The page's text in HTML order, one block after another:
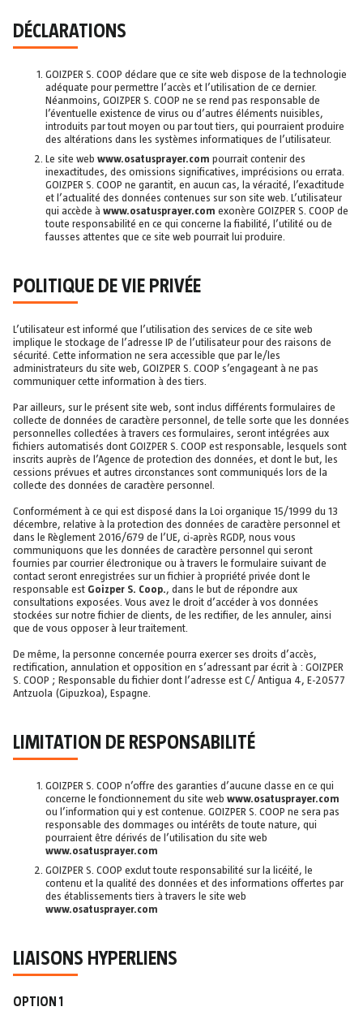
DÉCLARATIONS
GOIZPER S. COOP déclare que ce site web dispose de la technologie
adéquate pour permettre l’accès et l’utilisation de ce dernier.
Néanmoins, GOIZPER S. COOP ne se rend pas responsable de
l’éventuelle existence de virus ou d’autres éléments nuisibles,
introduits par tout moyen ou par tout tiers, qui pourraient produire
des altérations dans les systèmes informatiques de l’utilisateur.
Le site web www.osatusprayer.com pourrait contenir des
inexactitudes, des omissions significatives, imprécisions ou errata.
GOIZPER S. COOP ne garantit, en aucun cas, la véracité, l’exactitude
et l’actualité des données contenues sur son site web. L’utilisateur
qui accède à www.osatusprayer.com exonère GOIZPER S. COOP de
toute responsabilité en ce qui concerne la fiabilité, l’utilité ou de
fausses attentes que ce site web pourrait lui produire.
POLITIQUE DE VIE PRIVÉE
L’utilisateur est informé que l’utilisation des services de ce site web
implique le stockage de l’adresse IP de l’utilisateur pour des raisons de
sécurité. Cette information ne sera accessible que par le/les
administrateurs du site web, GOIZPER S. COOP s’engageant à ne pas
communiquer cette information à des tiers.
Par ailleurs, sur le présent site web, sont inclus différents formulaires de
collecte de données de caractère personnel, de telle sorte que les données
personnelles collectées à travers ces formulaires, seront intégrées aux
fichiers automatisés dont GOIZPER S. COOP est responsable, lesquels sont
inscrits auprès de l’Agence de protection des données, et dont le but, les
cessions prévues et autres circonstances sont communiqués lors de la
collecte des données de caractère personnel.
Conformément à ce qui est disposé dans la Loi organique 15/1999 du 13
décembre, relative à la protection des données de caractère personnel et
dans le Règlement 2016/679 de l’UE, ci-après RGDP, nous vous
communiquons que les données de caractère personnel qui seront
fournies par courrier électronique ou à travers le formulaire suivant de
contact seront enregistrées sur un fichier à propriété privée dont le
responsable est Goizper S. Coop., dans le but de répondre aux
consultations exposées. Vous avez le droit d’accéder à vos données
stockées sur notre fichier de clients, de les rectifier, de les annuler, ainsi
que de vous opposer à leur traitement.
De même, la personne concernée pourra exercer ses droits d’accès,
rectification, annulation et opposition en s’adressant par écrit à : GOIZPER
S. COOP ; Responsable du fichier dont l’adresse est C/ Antigua 4, E-20577
Antzuola (Gipuzkoa), Espagne.
LIMITATION DE RESPONSABILITÉ
GOIZPER S. COOP n’offre des garanties d’aucune classe en ce qui
concerne le fonctionnement du site web www.osatusprayer.com
ou l’information qui y est contenue. GOIZPER S. COOP ne sera pas
responsable des dommages ou intérêts de toute nature, qui
pourraient être dérivés de l’utilisation du site web
www.osatusprayer.com
GOIZPER S. COOP exclut toute responsabilité sur la licéité, le
contenu et la qualité des données et des informations offertes par
des établissements tiers à travers le site web
www.osatusprayer.com
LIAISONS HYPERLIENS
OPTION 1